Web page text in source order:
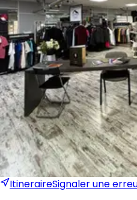
ItineraireSignaler une